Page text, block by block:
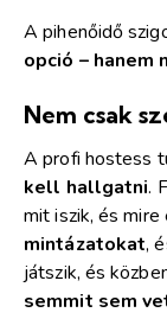
A pihenőidő
opció – hanem
Nem csak
A profi hostess
kell hallgatni.
mit iszik, és
mintázatokat,
játszik, és
semmit sem